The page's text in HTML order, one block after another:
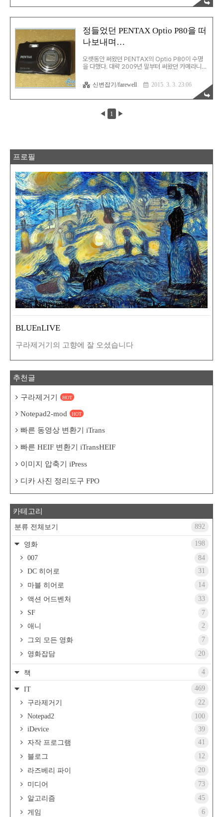
서 떠나보냈다. 새로 구입한 녀석도 역시 USB 스피
정들었던 PENTAX Optio P80을 떠
나보내며…
오랫동안 써왔던 PENTAX의 Optio P80이 수명
을 다했다. 대략 2009년 말부터 써왔던 카메라니까
가 또 둘째에게 넘기면서 사실상 우리 가족 모두가
써본 카메라였다. 대체 이걸로 얼마나 많은 사진을
찍었나 확인해보려고 간단하게 프로그램을 하나 만
년 12월 5일이었고, 수명이 다할 때까지 6,653장
의 가족 사진을 찍었다. 조만간 가족 사진 최다 촬영
신변잡기/farewell 2015. 3. 3. 23:06
◀ 1 ▶
프로필
BLUEnLIVE
구라제거기의 고향에 잘 오셨습니다
추천글
구라제거기 HOT
Notepad2-mod HOT
빠른 동영상 변환기 iTrans
빠른 HEIF 변환기 iTransHEIF
이미지 압축기 iPress
디카 사진 정리도구 FPO
카테고리
분류 전체보기 892
영화
198
007
84
DC 히어로
31
마블 히어로
14
액션 어드벤처
33
SF
7
애니
2
그외 모든 영화
7
영화잡담
20
책 4
IT
469
구라제거기
22
Notepad2
100
iDevice
39
자작 프로그램
41
블로그
12
라즈베리 파이
20
미디어
73
알고리즘
45
게임
6